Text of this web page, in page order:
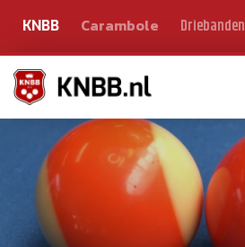
KNBB Carambole Driebanden